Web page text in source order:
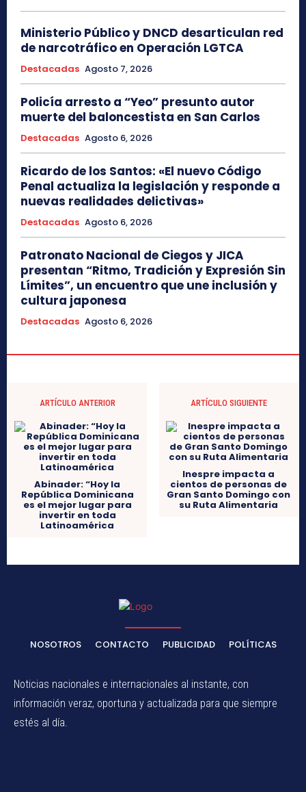
Ministerio Público y DNCD desarticulan red
de narcotráfico en Operación LGTCA
Destacadas Agosto 7, 2026
Policía arresto a “Yeo” presunto autor
muerte del baloncestista en San Carlos
Destacadas Agosto 6, 2026
Ricardo de los Santos: «El nuevo Código
Penal actualiza la legislación y responde a
nuevas realidades delictivas»
Destacadas Agosto 6, 2026
Patronato Nacional de Ciegos y JICA
presentan “Ritmo, Tradición y Expresión Sin
Límites”, un encuentro que une inclusión y
cultura japonesa
Destacadas Agosto 6, 2026
ARTÍCULO ANTERIOR
Abinader: “Hoy la
República Dominicana
es el mejor lugar para
invertir en toda
Latinoamérica
ARTÍCULO SIGUIENTE
Inespre impacta a
cientos de personas de
Gran Santo Domingo con
su Ruta Alimentaria
NOSOTROS CONTACTO PUBLICIDAD POLÍTICAS
Noticias nacionales e internacionales al instante, con
información veraz, oportuna y actualizada para que siempre
estés al día.